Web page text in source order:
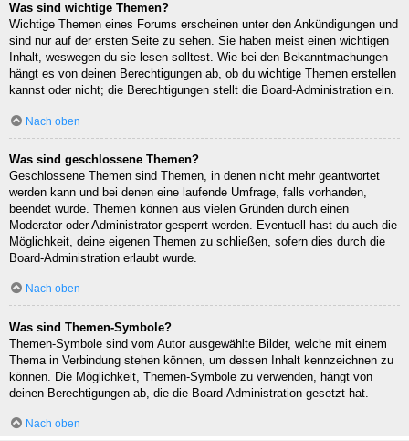
Was sind wichtige Themen?
Wichtige Themen eines Forums erscheinen unter den Ankündigungen und
sind nur auf der ersten Seite zu sehen. Sie haben meist einen wichtigen
Inhalt, weswegen du sie lesen solltest. Wie bei den Bekanntmachungen
hängt es von deinen Berechtigungen ab, ob du wichtige Themen erstellen
kannst oder nicht; die Berechtigungen stellt die Board-Administration ein.
Nach oben
Was sind geschlossene Themen?
Geschlossene Themen sind Themen, in denen nicht mehr geantwortet
werden kann und bei denen eine laufende Umfrage, falls vorhanden,
beendet wurde. Themen können aus vielen Gründen durch einen
Moderator oder Administrator gesperrt werden. Eventuell hast du auch die
Möglichkeit, deine eigenen Themen zu schließen, sofern dies durch die
Board-Administration erlaubt wurde.
Nach oben
Was sind Themen-Symbole?
Themen-Symbole sind vom Autor ausgewählte Bilder, welche mit einem
Thema in Verbindung stehen können, um dessen Inhalt kennzeichnen zu
können. Die Möglichkeit, Themen-Symbole zu verwenden, hängt von
deinen Berechtigungen ab, die die Board-Administration gesetzt hat.
Nach oben